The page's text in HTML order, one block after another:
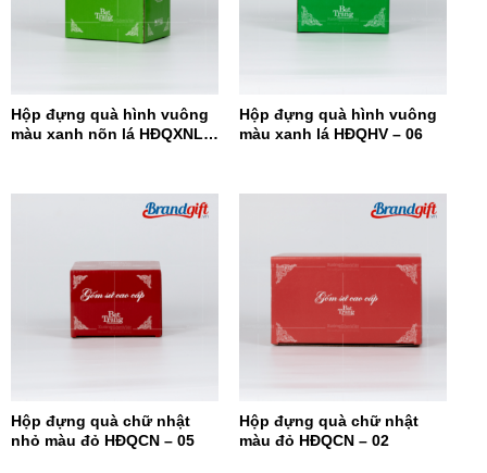
Hộp đựng quà hình vuông
màu xanh nõn lá HĐQXNL –
Hộp đựng quà hình vuông
màu xanh lá HĐQHV – 06
Hộp đựng quà chữ nhật
nhỏ màu đỏ HĐQCN – 05
Hộp đựng quà chữ nhật
màu đỏ HĐQCN – 02